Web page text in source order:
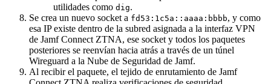
utilidades como dig.
Se crea un nuevo socket a fd53:1c5a::aaaa:bbbb, y como
esa IP existe dentro de la subred asignada a la interfaz VPN
de Jamf Connect ZTNA, ese socket y todos los paquetes
posteriores se reenvían hacia atrás a través de un túnel
Wireguard a la Nube de Seguridad de Jamf.
Al recibir el paquete, el tejido de enrutamiento de Jamf